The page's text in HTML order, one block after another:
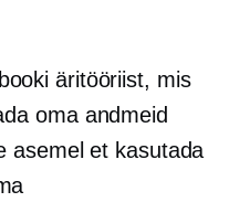
äritööriist, mis
oma andmeid
asemel et kasutada